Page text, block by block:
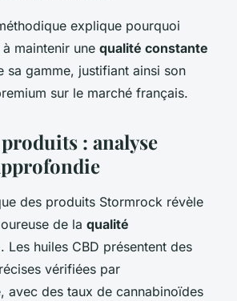
explique pourquoi
maintenir une qualité constante
sa gamme, justifiant ainsi son
sur le marché français.
: analyse
des produits Stormrock révèle
de la qualité
. Les huiles CBD présentent des
vérifiées par
avec des taux de cannabinoïdes